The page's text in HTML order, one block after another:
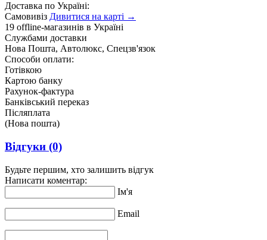
Доставка по Україні:
Самовивіз Дивитися на карті →
19 offline-магазинів в Україні
Службами доставки
Нова Пошта, Автолюкс, Спецзв'язок
Способи оплати:
Готівкою
Картою банку
Рахунок-фактура
Банківський переказ
Післяплата
(Нова пошта)
Відгуки (0)
Будьте першим, хто залишить відгук
Написати коментар:
Ім'я
Email